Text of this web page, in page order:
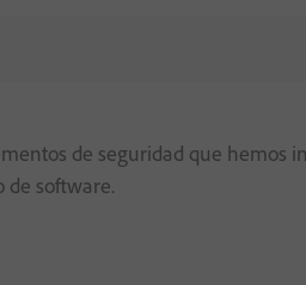
de seguridad que hemos
de software.